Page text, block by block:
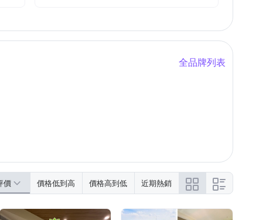
全品牌列表
價 價格低到高 價格高到低 近期熱銷